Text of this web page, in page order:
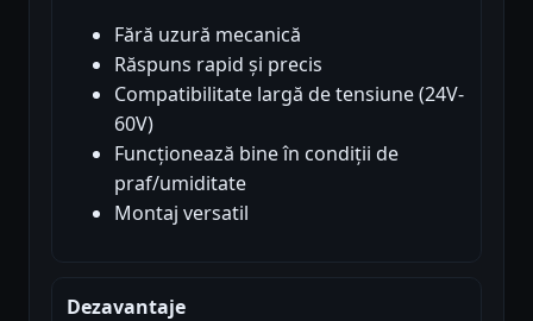
Fără uzură mecanică
Răspuns rapid și precis
Compatibilitate largă de tensiune (24V-
60V)
Funcționează bine în condiții de
praf/umiditate
Montaj versatil
Dezavantaje